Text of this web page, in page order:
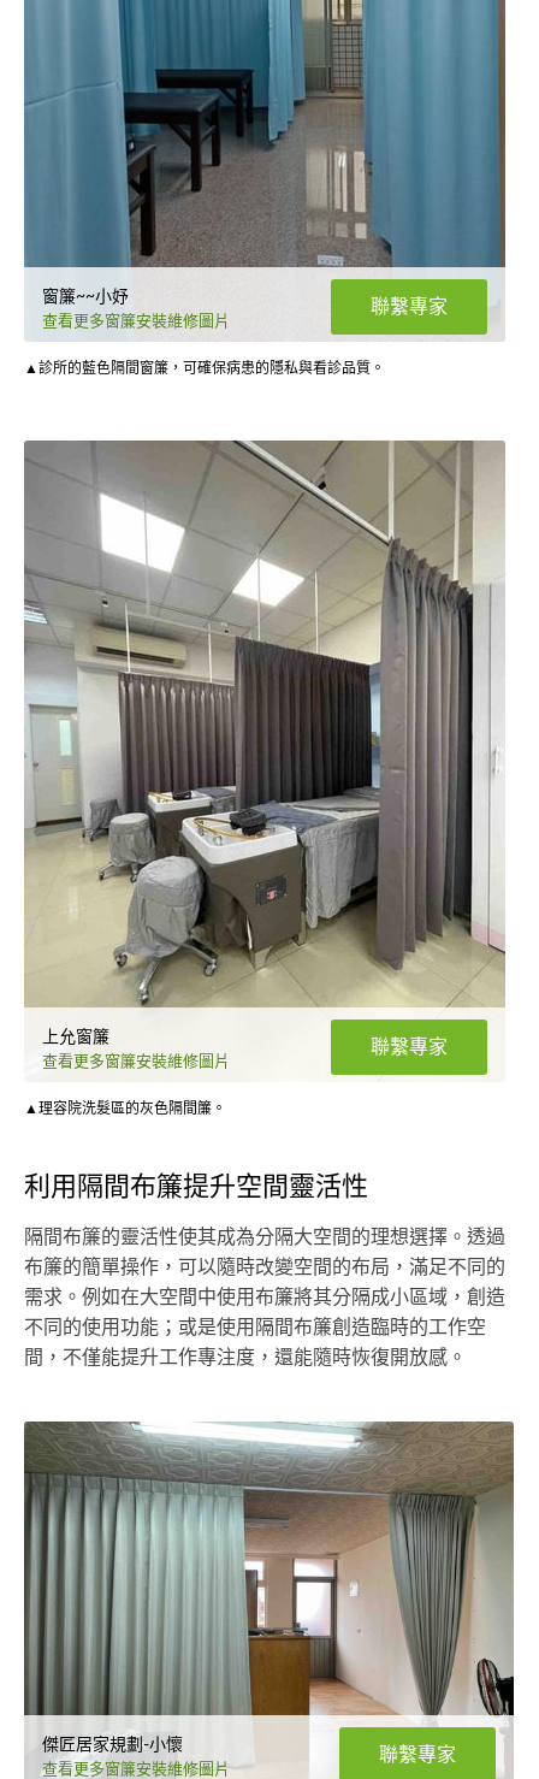
窗簾~~小妤
查看更多窗簾安裝維修圖片
聯繫專家
▲診所的藍色隔間窗簾，可確保病患的隱私與看診品質。
上允窗簾
查看更多窗簾安裝維修圖片
聯繫專家
▲理容院洗髮區的灰色隔間簾。
利用隔間布簾提升空間靈活性
隔間布簾的靈活性使其成為分隔大空間的理想選擇。透過
布簾的簡單操作，可以隨時改變空間的布局，滿足不同的
需求。例如在大空間中使用布簾將其分隔成小區域，創造
不同的使用功能；或是使用隔間布簾創造臨時的工作空
間，不僅能提升工作專注度，還能隨時恢復開放感。
傑匠居家規劃-小懷
查看更多窗簾安裝維修圖片
聯繫專家